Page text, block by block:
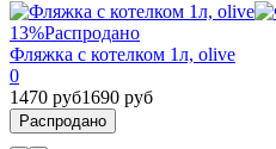
13%Распродано
Фляжка с котелком 1л, olive
0
1470 руб1690 руб
Распродано